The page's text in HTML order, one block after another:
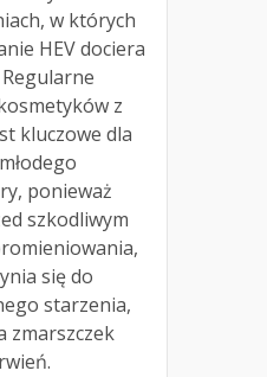
w których
HEV dociera
z
kluczowe dla
ponieważ
szkodliwym
się do
starzenia,
zmarszczek